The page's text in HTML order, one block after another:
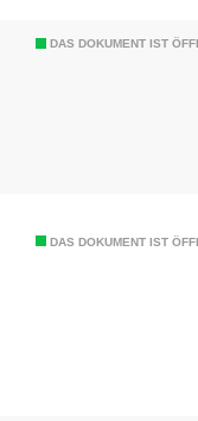
DAS DOKUMENT IST
DAS DOKUMENT IST